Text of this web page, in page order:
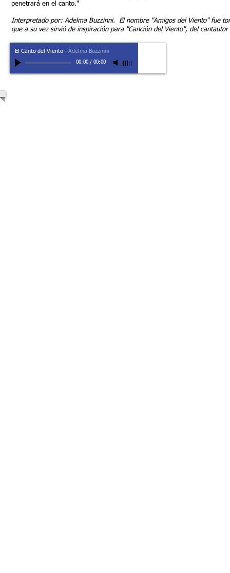
penetrará en el canto."
Interpretado por: Adelma Buzzinni. El nombre "Amigos del Viento" fue
que a su vez sirvió de inspiración para "Canción del Viento", del
El Canto del Viento - Adelma Buzzinni
00:00 / 00:00